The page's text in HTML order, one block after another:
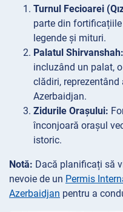
Turnul Fecioarei
parte din
legende și mituri.
Palatul Shirvanshah:
incluzând un palat,
clădiri,
Azerbaidjan.
Zidurile Orașului:
înconjoară orașul
istoric.
Notă: Dacă planificați să
nevoie de un Permis
Azerbaidjan pentru a